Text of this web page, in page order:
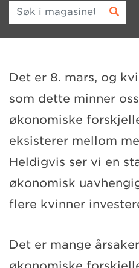
Søk i magasinet
Det er 8. mars, og
som dette minner
økonomiske
eksisterer mellom
Heldigvis ser vi en
økonomisk
flere kvinner
Det er mange